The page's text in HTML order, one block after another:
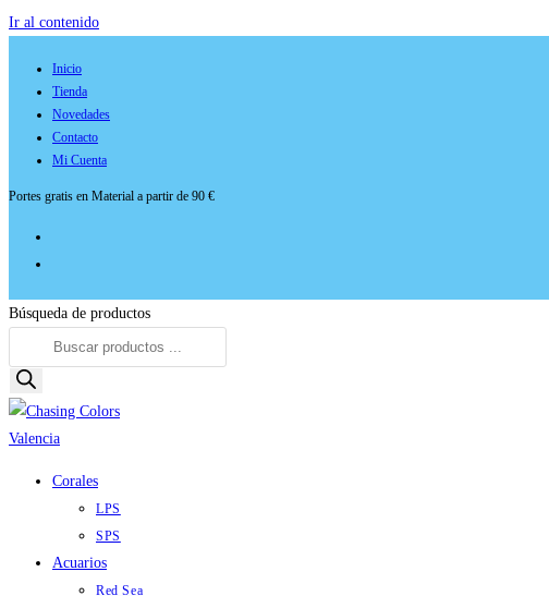
Ir al contenido
Inicio
Tienda
Novedades
Contacto
Mi Cuenta
Portes gratis en Material a partir de 90 €
Búsqueda de productos
Corales
LPS
SPS
Acuarios
Red Sea